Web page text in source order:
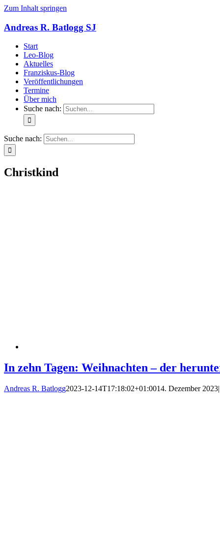
Zum Inhalt springen
Andreas R. Batlogg SJ
Start
Leo-Blog
Aktuelles
Franziskus-Blog
Veröffentlichungen
Termine
Über mich
Suche nach:
Suche nach:
Christkind
In zehn Tagen: Weihnachten – der
Andreas R. Batlogg2023-12-14T17:18:02+01:0014. Dezember 2023|